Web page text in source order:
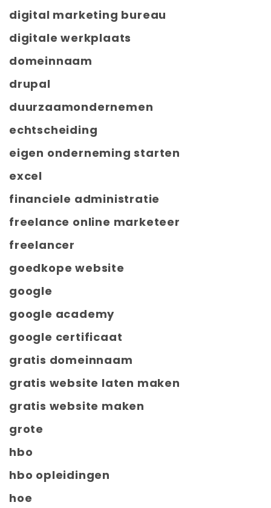
digital marketing bureau
digitale werkplaats
domeinnaam
drupal
duurzaamondernemen
echtscheiding
eigen onderneming starten
excel
financiele administratie
freelance online marketeer
freelancer
goedkope website
google
google academy
google certificaat
gratis domeinnaam
gratis website laten maken
gratis website maken
grote
hbo
hbo opleidingen
hoe